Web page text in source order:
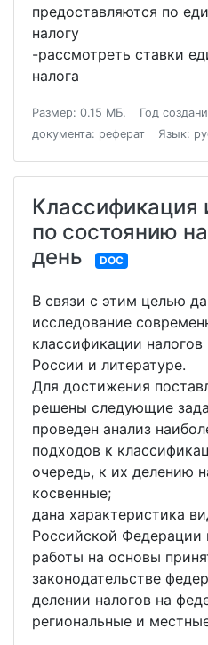
предоставляются по
налогу
-рассмотреть ставки
налога
Размер: 0.15 МБ. Год
документа: реферат
Язык:
Классификация
по состоянию
день
DOC
В связи с этим целью
исследование
классификации налогов
России и литературе.
Для достижения
решены следующие
проведен анализ
подходов к
очередь, к их делению
косвенные;
дана характеристика
Российской Федерации
работы на основы
законодательстве
делении налогов на
региональные и